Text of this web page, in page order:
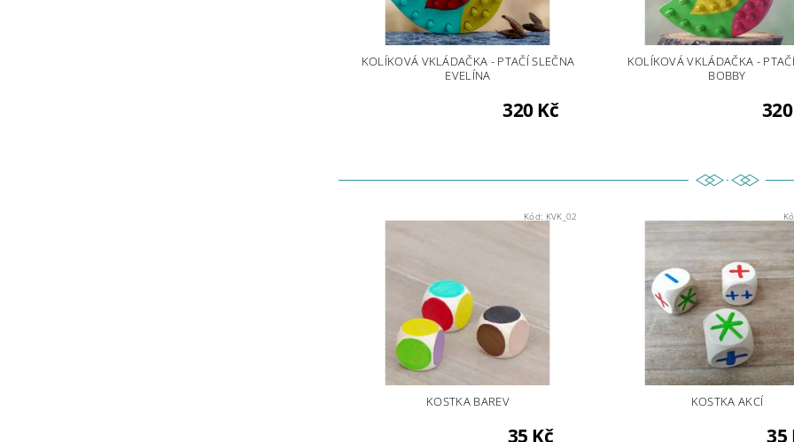
KOLÍKOVÁ VKLÁDAČKA - PTAČÍ SLEČNA
EVELÍNA
320 Kč
KOLÍKOVÁ VKLÁDAČKA -
BOBBY
Kód: KVK_02
KOSTKA BAREV
35 Kč
KOSTKA AKCÍ
35